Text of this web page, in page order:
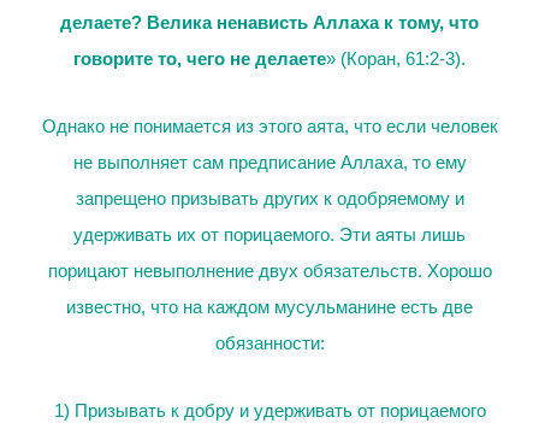
делаете? Велика ненависть Аллаха к тому, что
говорите то, чего не делаете» (Коран, 61:2-3).
Однако не понимается из этого аята, что если человек
не выполняет сам предписание Аллаха, то ему
запрещено призывать других к одобряемому и
удерживать их от порицаемого. Эти аяты лишь
порицают невыполнение двух обязательств. Хорошо
известно, что на каждом мусульманине есть две
обязанности:
1) Призывать к добру и удерживать от порицаемого